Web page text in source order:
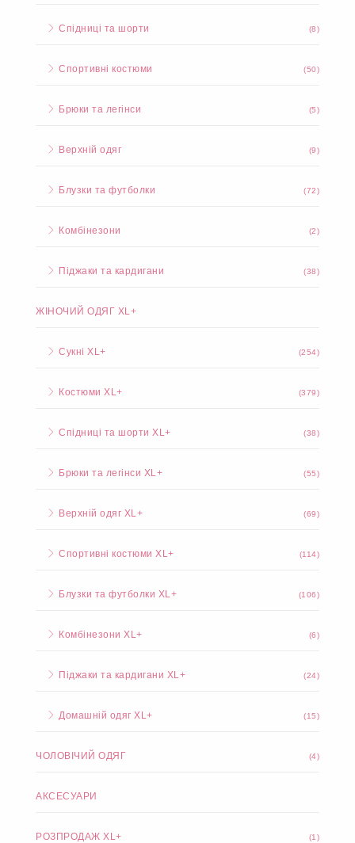
Спідниці та шорти (8)
Спортивні костюми (50)
Брюки та легінси (5)
Верхній одяг (9)
Блузки та футболки (72)
Комбінезони (2)
Піджаки та кардигани (38)
ЖІНОЧИЙ ОДЯГ XL+
Сукні XL+ (254)
Костюми XL+ (379)
Спідниці та шорти XL+ (38)
Брюки та легінси XL+ (55)
Верхній одяг XL+ (69)
Спортивні костюми XL+ (114)
Блузки та футболки XL+ (106)
Комбінезони XL+ (6)
Піджаки та кардигани XL+ (24)
Домашній одяг XL+ (15)
ЧОЛОВІЧИЙ ОДЯГ (4)
АКСЕСУАРИ
РОЗПРОДАЖ XL+ (1)